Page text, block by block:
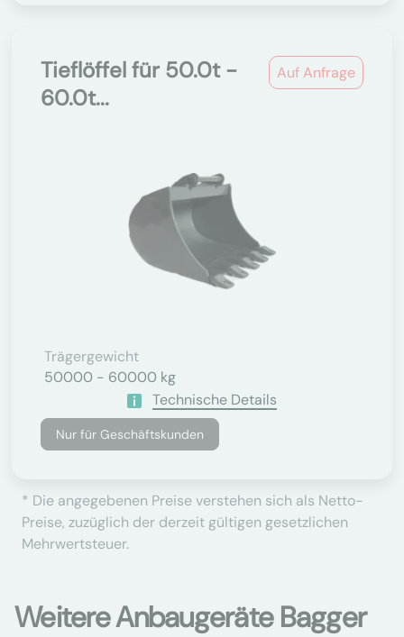
Auf Anfrage
Tieflöffel für 50.0t -
60.0t...
Trägergewicht
50000 - 60000 kg
Technische Details
Nur für Geschäftskunden
* Die angegebenen Preise verstehen sich als Netto-
Preise, zuzüglich der derzeit gültigen gesetzlichen
Mehrwertsteuer.
Weitere Anbaugeräte Bagger